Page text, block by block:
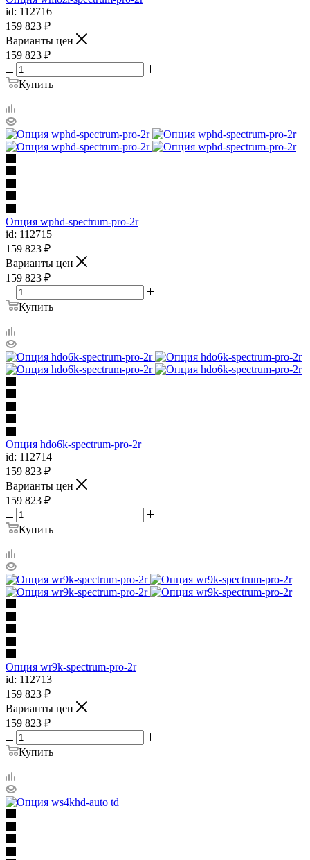
id: 112716
159 823 ₽
Варианты цен
159 823 ₽
Купить
Опция wphd-spectrum-pro-2r
id: 112715
159 823 ₽
Варианты цен
159 823 ₽
Купить
Опция hdo6k-spectrum-pro-2r
id: 112714
159 823 ₽
Варианты цен
159 823 ₽
Купить
Опция wr9k-spectrum-pro-2r
id: 112713
159 823 ₽
Варианты цен
159 823 ₽
Купить